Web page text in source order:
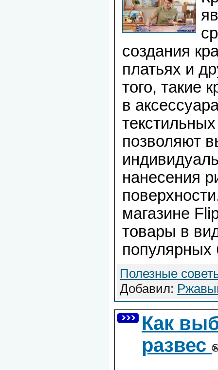
создания
платьях и
того, такие
в
позволяют
нанесения
магазине
товары в
популярных
Полезные
Добавил:
Как
развес